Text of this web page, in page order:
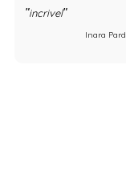
incrivel
Inara